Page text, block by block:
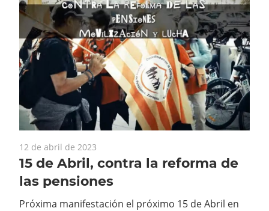
12 de abril de 2023
15 de Abril, contra la reforma de
las pensiones
Próxima manifestación el próximo 15 de Abril en